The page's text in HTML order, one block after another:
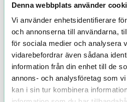
Denna webbplats använder
Vi använder enhetsidentifierare
och annonserna till användarna,
för sociala medier och analysera
vidarebefordrar även sådana
information från din enhet till de
annons- och analysföretag som
kan i sin tur kombinera